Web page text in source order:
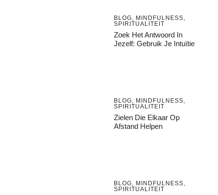
BLOG MINDFULNESS
SPIRITUALITEIT
Zoek Het Antwoord In
Jezelf: Gebruik Je Intuïtie
BLOG MINDFULNESS
SPIRITUALITEIT
Zielen Die Elkaar Op
Afstand Helpen
BLOG MINDFULNESS
SPIRITUALITEIT